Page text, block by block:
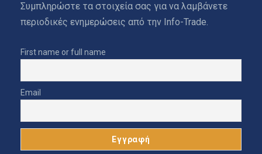
Συμπληρώστε τα στοιχεία σας για να λαμβάνετε
περιοδικές ενημερώσεις από την Info-Trade.
First name or full name
Email